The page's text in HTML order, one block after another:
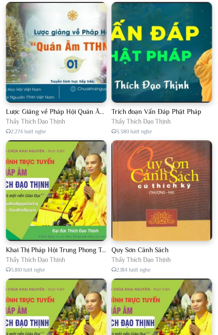
Lược Giảng về Pháp Hội Quán Âm TTHN lần 2
Thầy Thích Đạo Thịnh
2.274 lượt nghe
Trích đoạn Vấn Đáp Phật Pháp
Thầy Thích Đạo Thịnh
3.380 lượt nghe
Khai Thị Pháp Hội Trung Phong Tam Thời Hệ Niệm
Thầy Thích Đạo Thịnh
3.810 lượt nghe
Quy Sơn Cảnh Sách
Thầy Thích Đạo Thịnh
2.184 lượt nghe